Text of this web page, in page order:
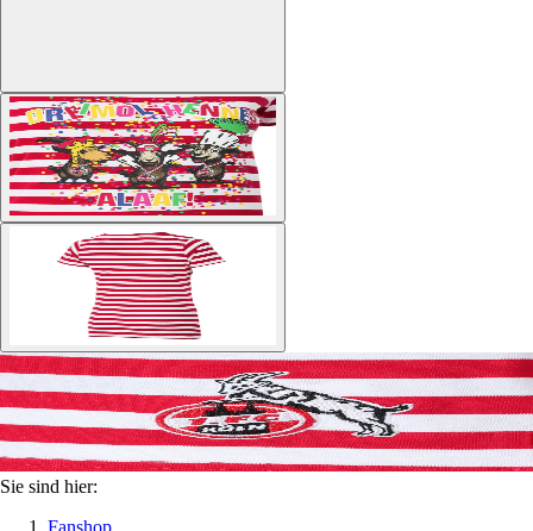
Sie sind hier:
Fanshop